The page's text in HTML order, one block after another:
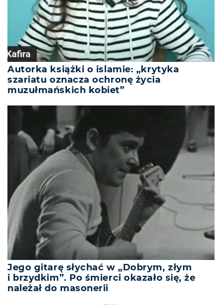
Autorka książki o islamie: „krytyka
szariatu oznacza ochronę życia
muzułmańskich kobiet”
Jego gitarę słychać w „Dobrym, złym
i brzydkim”. Po śmierci okazało się, że
należał do masonerii